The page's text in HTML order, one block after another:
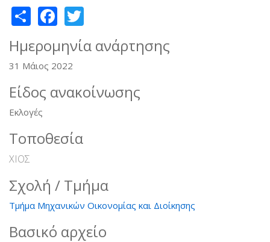
ShareFacebook
Ημερομηνία ανάρτησης
31 Μάιος 2022
Είδος ανακοίνωσης
Εκλογές
Τοποθεσία
ΧΙΟΣ
Σχολή / Τμήμα
Τμήμα Μηχανικών Οικονομίας και Διοίκησης
Βασικό αρχείο